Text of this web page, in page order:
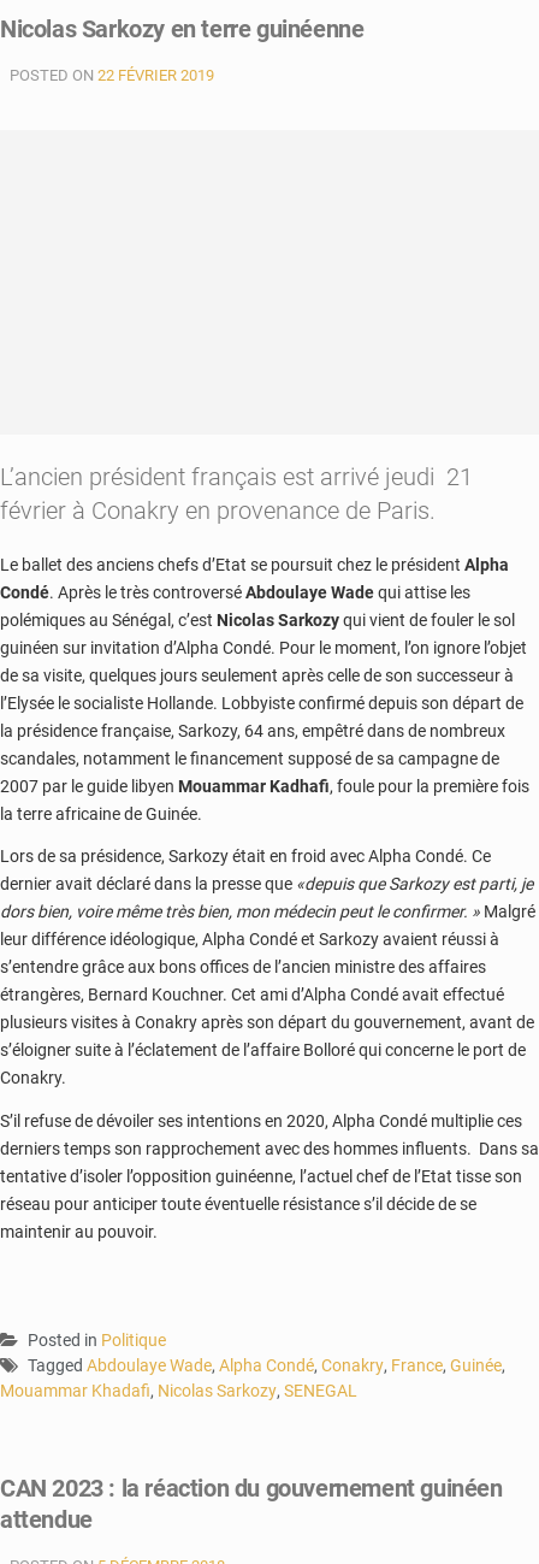
Nicolas Sarkozy en terre guinéenne
POSTED ON 22 FÉVRIER 2019
L’ancien président français est arrivé jeudi 21
février à Conakry en provenance de Paris.
Le ballet des anciens chefs d’Etat se poursuit chez le président Alpha
Condé. Après le très controverséAbdoulaye Wadequi attise les
polémiques au Sénégal, c’est Nicolas Sarkozyqui vient de fouler le sol
guinéen sur invitation d’Alpha Condé. Pour le moment, l’on ignore l’objet
de sa visite, quelques jours seulement après celle de son successeur à
l’Elysée le socialiste Hollande. Lobbyiste confirmé depuis son départ de
la présidence française, Sarkozy, 64 ans, empêtré dans de nombreux
scandales, notamment le financement supposé de sa campagne de
2007 par le guide libyen Mouammar Kadhafi, foule pour la première fois
la terre africaine de Guinée.
Lors de sa présidence, Sarkozy était en froid avec Alpha Condé. Ce
dernier avait déclaré dans la presse que «depuis que Sarkozy est parti, je
dors bien, voire même très bien, mon médecin peut le confirmer. » Malgré
leur différence idéologique, Alpha Condé et Sarkozy avaient réussi à
s’entendre grâce aux bons offices de l’ancien ministre des affaires
étrangères, Bernard Kouchner. Cet ami d’Alpha Condé avait effectué
plusieurs visites à Conakry après son départ du gouvernement, avant de
s’éloigner suite à l’éclatement de l’affaire Bolloré qui concerne le port de
Conakry.
S’il refuse de dévoiler ses intentions en 2020, Alpha Condé multiplie ces
derniers temps son rapprochement avec des hommes influents. Dans sa
tentative d’isoler l’opposition guinéenne, l’actuel chef de l’Etat tisse son
réseau pour anticiper toute éventuelle résistance s’il décide de se
maintenir au pouvoir.
Posted in Politique
Tagged Abdoulaye Wade, Alpha Condé, Conakry, France, Guinée,
Mouammar Khadafi, Nicolas Sarkozy, SENEGAL
CAN 2023 : la réaction du gouvernement guinéen
attendue